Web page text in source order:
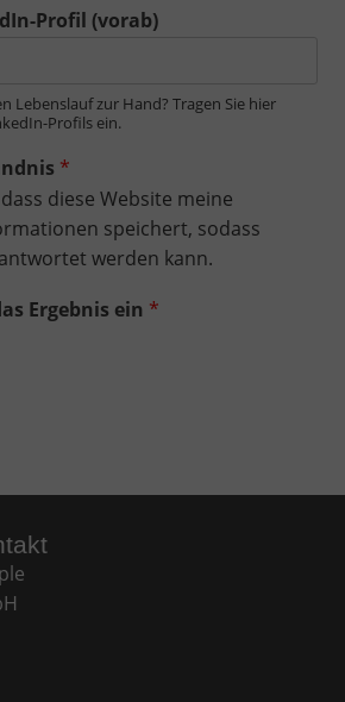
Profil (vorab)
Lebenslauf zur Hand? Tragen Sie hier
Profils ein.
*
diese Website meine
speichert, sodass
werden kann.
Ergebnis ein *